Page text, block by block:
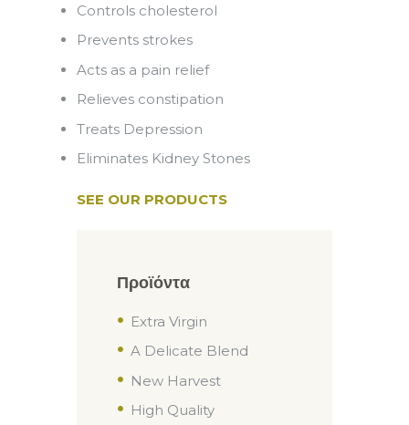
Controls cholesterol
Prevents strokes
Acts as a pain relief
Relieves constipation
Treats Depression
Eliminates Kidney Stones
SEE OUR PRODUCTS
Προϊόντα
Extra Virgin
A Delicate Blend
New Harvest
High Quality